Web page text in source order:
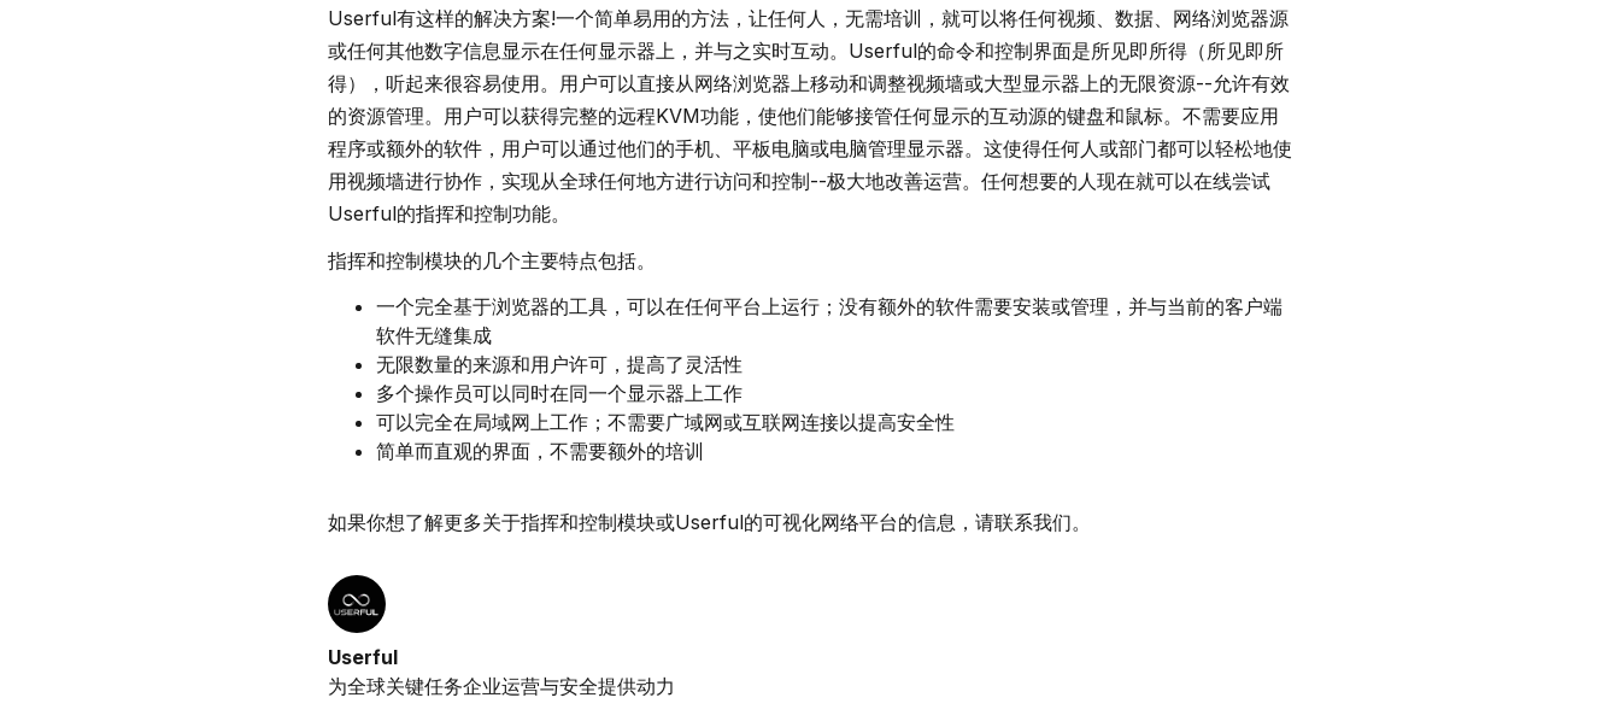
Userful有这样的解决方案!一个简单易用的方法，让任何人，无需培训，就可以将任何视频、数据、网络浏览器源
或任何其他数字信息显示在任何显示器上，并与之实时互动。 Userful的命令和控制界面是所见即所得（所见即所
得），听起来很容易使用。用户可以直接从网络浏览器上移动和调整视频墙或大型显示器上的无限资源--允许有效
的资源管理。用户可以获得完整的远程KVM功能，使他们能够接管任何显示的互动源的键盘和鼠标。不需要应用
程序或额外的软件，用户可以通过他们的手机、平板电脑或电脑管理显示器。这使得任何人或部门都可以轻松地使
用视频墙进行协作，实现从全球任何地方进行访问和控制--极大地改善运营。 任何想要的人现在就可以在线尝试
Userful的指挥和控制功能。
指挥和控制模块的几个主要特点包括。
一个完全基于浏览器的工具，可以在任何平台上运行；没有额外的软件需要安装或管理，并与当前的客户端
软件无缝集成
无限数量的来源和用户许可，提高了灵活性
多个操作员可以同时在同一个显示器上工作
可以完全在局域网上工作；不需要广域网或互联网连接以提高安全性
简单而直观的界面，不需要额外的培训
如果你想了解更多关于指挥和控制模块或Userful的可视化网络平台的信息，请联系我们。
Userful
为全球关键任务企业运营与安全提供动力